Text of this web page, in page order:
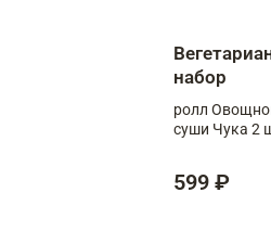
набор
ролл
суши Чука 2
599 ₽